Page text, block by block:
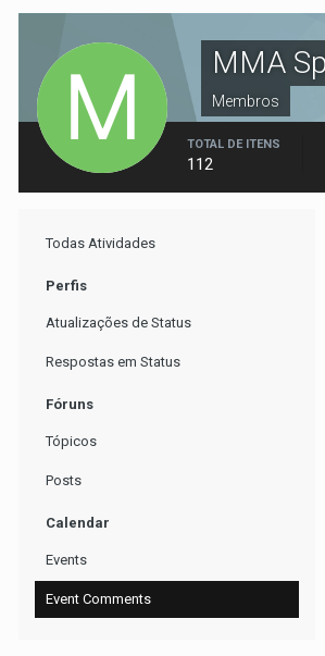
MMA
Membros
TOTAL DE ITENS
112
Todas Atividades
Perfis
Atualizações de Status
Respostas em Status
Fóruns
Tópicos
Posts
Calendar
Events
Event Comments